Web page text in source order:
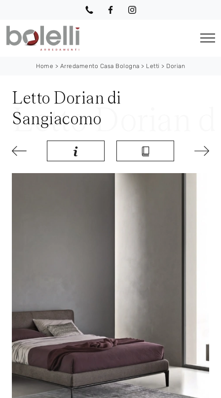
Home > Arredamento Casa Bologna > Letti > Dorian
Letto Dorian di
Sangiacomo